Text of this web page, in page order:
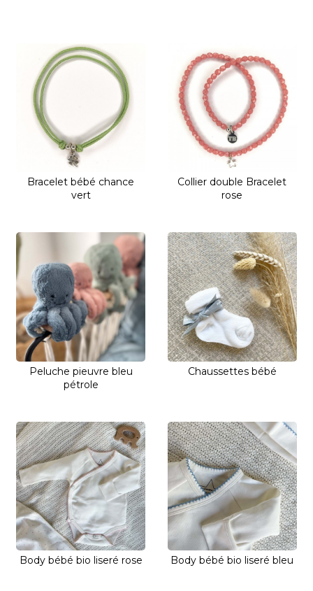
Bracelet bébé chance
vert
Collier double Bracelet
rose
Peluche pieuvre bleu
pétrole
Chaussettes bébé
Body bébé bio liseré rose Body bébé bio liseré bleu